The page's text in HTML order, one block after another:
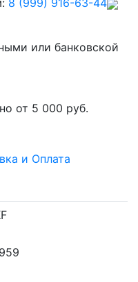
8 (999) 916-63-44
или банковской
от 5 000 руб.
и Оплата